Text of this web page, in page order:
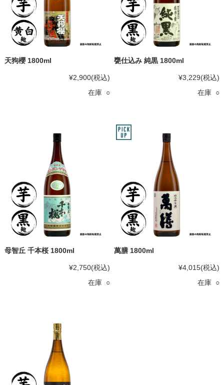
天狗櫻 1800ml
¥2,900(税込)
在庫 ○
甕仕込み 純黒 1800ml
¥3,229(税込)
在庫 ○
母智丘 千本桜 1800ml
¥2,750(税込)
在庫 ○
萬膳 1800ml
¥4,015(税込)
在庫 ○